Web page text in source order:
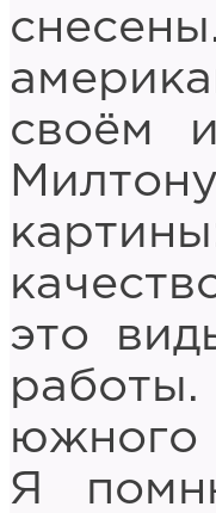
своём
это
южного
Я